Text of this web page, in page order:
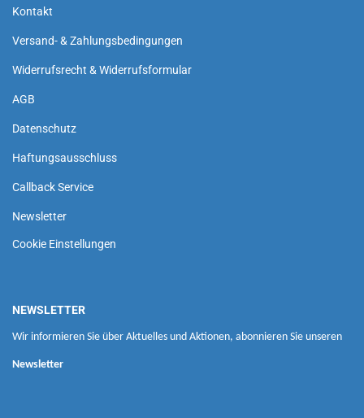
Kontakt
Versand- & Zahlungsbedingungen
Widerrufsrecht & Widerrufsformular
AGB
Datenschutz
Haftungsausschluss
Callback Service
Newsletter
Cookie Einstellungen
NEWSLETTER
Wir informieren Sie über Aktuelles und Aktionen, abonnieren Sie unseren
Newsletter